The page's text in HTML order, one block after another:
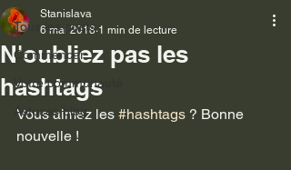
Tous les posts
Commencer
Votre communauté
Astuces blog
N'oubliez pas les
hashtags
Stanislava
6 mai 2018 1 min de lecture
Vous aimez les #hashtags ? Bonne
nouvelle !